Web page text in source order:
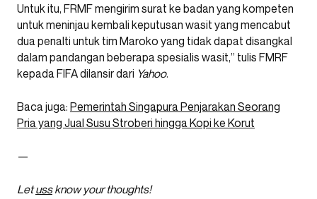
Untuk itu, FRMF mengirim surat ke badan yang kompeten
untuk meninjau kembali keputusan wasit yang mencabut
dua penalti untuk tim Maroko yang tidak dapat disangkal
dalam pandangan beberapa spesialis wasit,” tulis FMRF
kepada FIFA dilansir dari Yahoo.
Baca juga: Pemerintah Singapura Penjarakan Seorang
Pria yang Jual Susu Stroberi hingga Kopi ke Korut
—
Letussknow your thoughts!